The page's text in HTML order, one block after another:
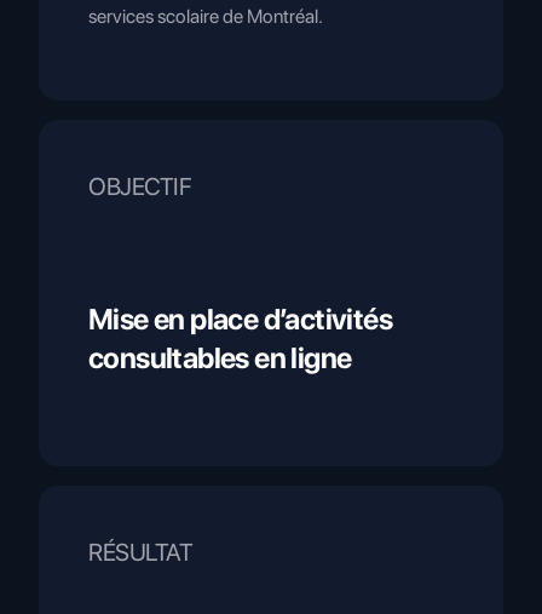
services scolaire de Montréal.
OBJECTIF
Mise en place d’activités
consultables en ligne
RÉSULTAT